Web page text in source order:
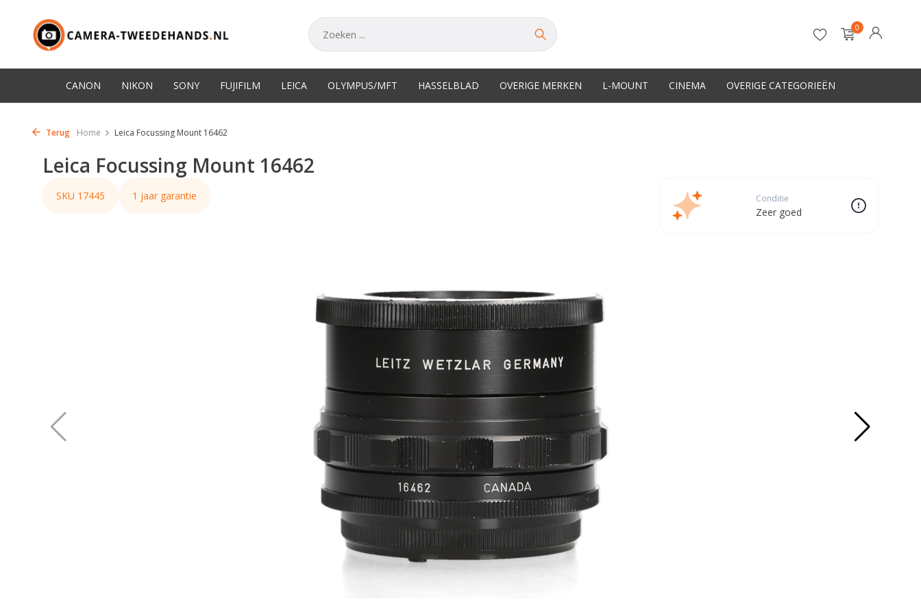
0
CANON NIKON SONY FUJIFILM LEICA OLYMPUS/MFT HASSELBLAD OVERIGE MERKEN L-MOUNT CINEMA OVERIGE CATEGORIEËN
Terug Home Leica Focussing Mount 16462
Leica Focussing Mount 16462
SKU 17445 1 jaar garantie Conditie
Zeer goed